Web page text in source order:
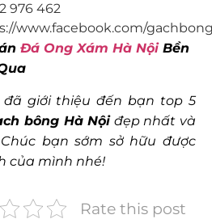
976 462
www.facebook.com/
Đá Ong Xám Hà NộiBền
giới thiệu đến bạn top 5
bông Hà Nộiđẹp nhất và
bạn sớm sở hữu được
của mình nhé!
Rate this post